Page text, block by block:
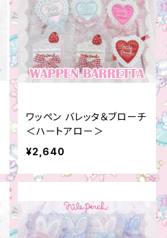
ワッペン バレッタ＆ブローチ
＜ハートアロー＞
¥2,640